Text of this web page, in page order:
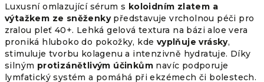
Luxusní omlazující sérum s koloidním zlatem a
výtažkem ze sněženkypředstavuje vrcholnou péči pro
zralou pleť 40+. Lehká gelová textura na bázi aloe vera
proniká hluboko do pokožky, kde vyplňuje vrásky,
stimuluje tvorbu kolagenu a intenzivně hydratuje. Díky
silným protizánětlivým účinkům navíc podporuje
lymfatický systém a pomáhá při ekzémech či bolestech.